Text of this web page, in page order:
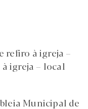
refiro à igreja –
igreja – local
Municipal de